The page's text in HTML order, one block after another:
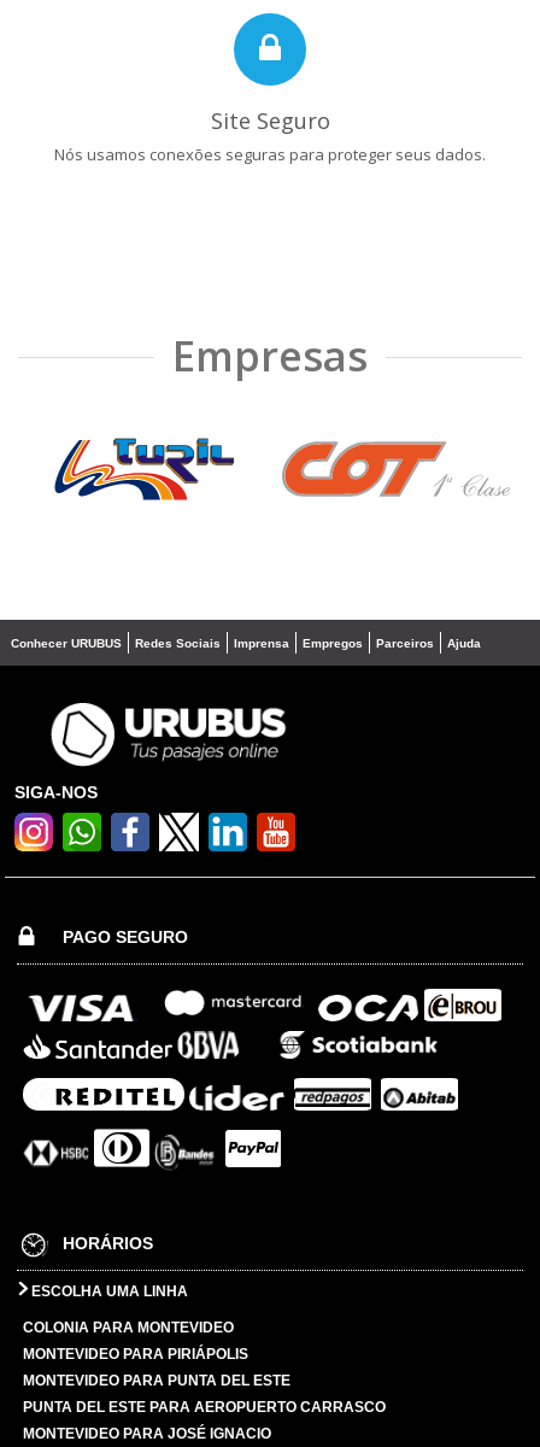
Site Seguro
Nós usamos conexões seguras para proteger seus dados.
Empresas
❮ ❯
Conhecer URUBUS Redes Sociais Imprensa Empregos Parceiros Ajuda
SIGA-NOS
PAGO SEGURO
HORÁRIOS
ESCOLHA UMA LINHA
COLONIA PARA MONTEVIDEO
MONTEVIDEO PARA PIRIÁPOLIS
MONTEVIDEO PARA PUNTA DEL ESTE
PUNTA DEL ESTE PARA AEROPUERTO CARRASCO
MONTEVIDEO PARA JOSÉ IGNACIO